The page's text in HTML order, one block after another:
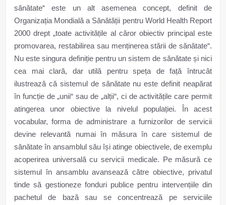
sănătate“ este un alt asemenea concept, definit de
Organizația Mondială a Sănătății pentru World Health Report
2000 drept „toate activitățile al căror obiectiv principal este
promovarea, restabilirea sau menținerea stării de sănătate“.
Nu este singura definiție pentru un sistem de sănătate și nici
cea mai clară, dar utilă pentru speța de față întrucât
ilustrează că sistemul de sănătate nu este definit neapărat
în funcție de „unii“ sau de „alții“, ci de activitățile care permit
atingerea unor obiective la nivelul populației. În acest
vocabular, forma de administrare a furnizorilor de servicii
devine relevantă numai în măsura în care sistemul de
sănătate în ansamblul său își atinge obiectivele, de exemplu
acoperirea universală cu servicii medicale. Pe măsură ce
sistemul în ansamblu avansează către obiective, privatul
tinde să gestioneze fonduri publice pentru intervențiile din
pachetul de bază sau se concentrează pe serviciile